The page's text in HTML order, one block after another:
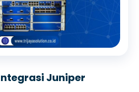
Juniper